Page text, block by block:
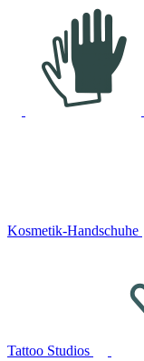
Kosmetik-Handschuhe
Tattoo Studios